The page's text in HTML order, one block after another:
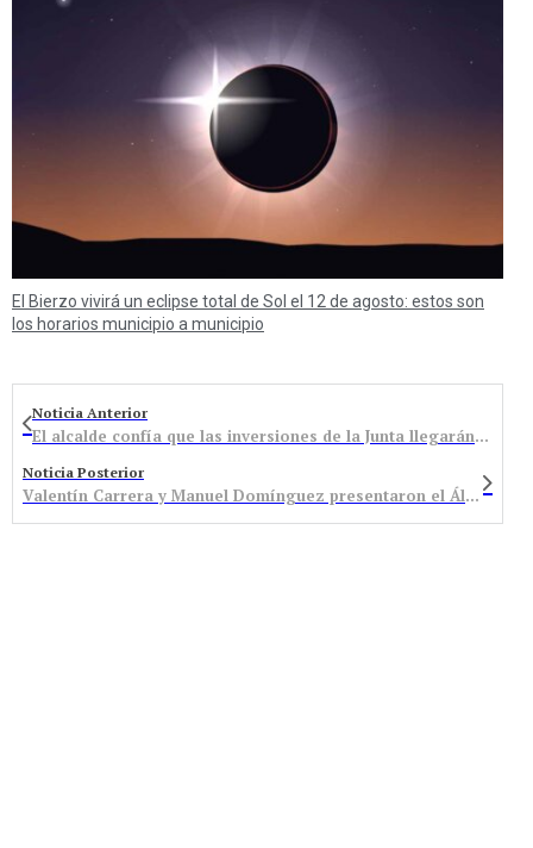
El Bierzo vivirá un eclipse total de Sol el 12 de agosto: estos son
los horarios municipio a municipio
Noticia Anterior
El alcalde confía que las inversiones de la Junta llegarán el próximo año
Noticia Posterior
Valentín Carrera y Manuel Domínguez presentaron el Álbum de Bembibre, que ya está a la venta